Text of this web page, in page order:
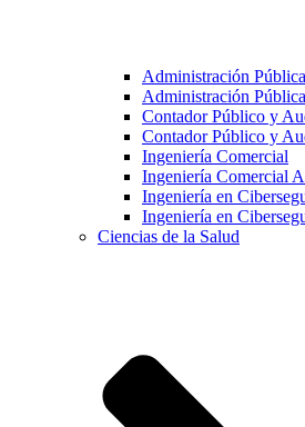
Administración Pública
Administración
Contador Público y
Contador Público y
Ingeniería Comercial
Ingeniería Comercial
Ingeniería en
Ingeniería en
Ciencias de la Salud